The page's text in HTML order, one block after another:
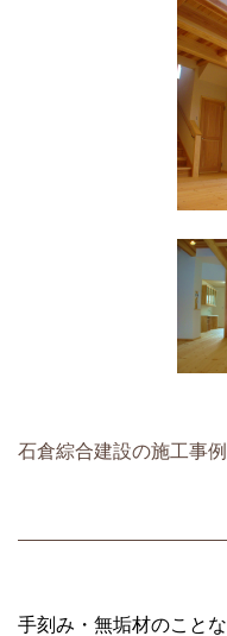
石倉綜合建設の施工事
手刻み・無垢材のこと